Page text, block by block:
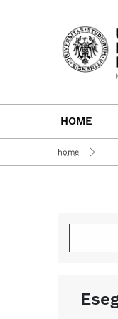
Passa
HOME
home